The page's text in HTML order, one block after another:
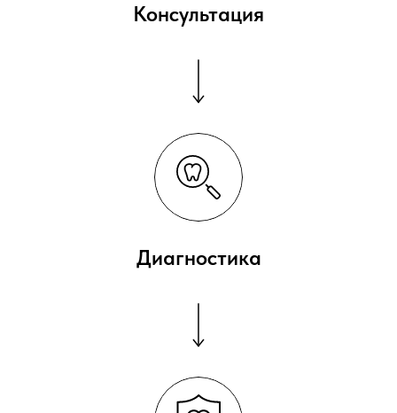
Консультация
Диагностика